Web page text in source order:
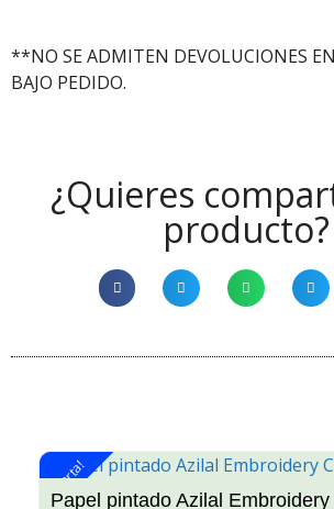
**NO SE ADMITEN DEVOLUCIONES
BAJO PEDIDO.
¿Quieres
producto?
¡Oferta!
Papel pintado Azilal